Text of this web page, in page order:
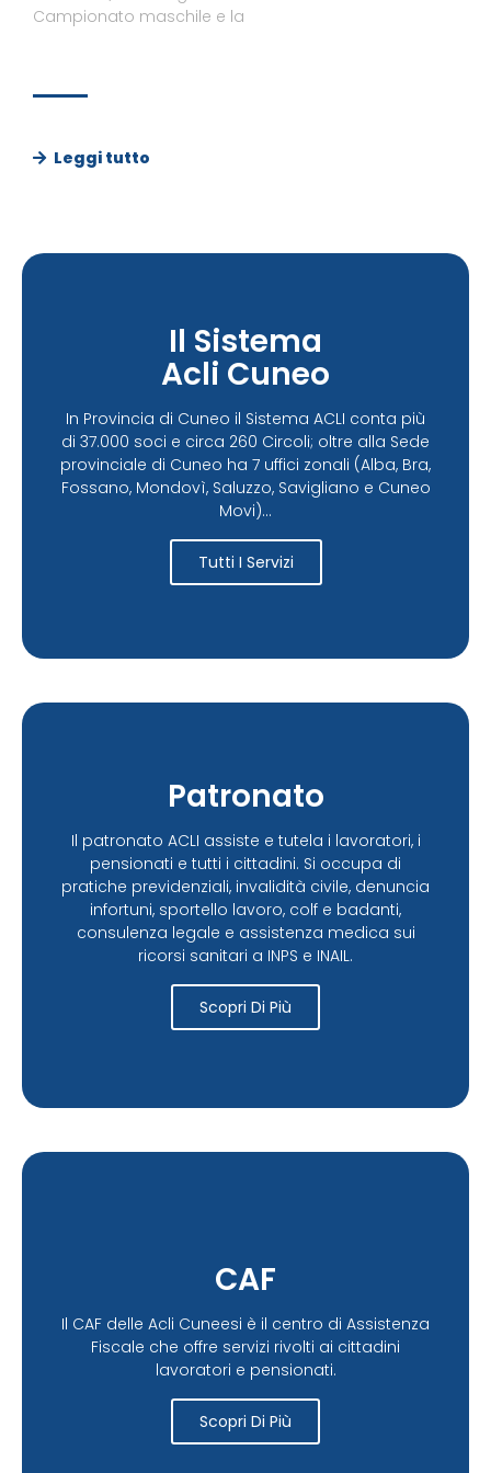
Campionato maschile e la
Leggi tutto
Il Sistema
Acli Cuneo
In Provincia di Cuneo il Sistema ACLI conta più
di 37.000 soci e circa 260 Circoli; oltre alla Sede
provinciale di Cuneo ha 7 uffici zonali (Alba, Bra,
Fossano, Mondovì, Saluzzo, Savigliano e Cuneo
Movi)...
Tutti I Servizi
Patronato
Il patronato ACLI assiste e tutela i lavoratori, i
pensionati e tutti i cittadini. Si occupa di
pratiche previdenziali, invalidità civile, denuncia
infortuni, sportello lavoro, colf e badanti,
consulenza legale e assistenza medica sui
ricorsi sanitari a INPS e INAIL.
Scopri Di Più
CAF
Il CAF delle Acli Cuneesi è il centro di Assistenza
Fiscale che offre servizi rivolti ai cittadini
lavoratori e pensionati.
Scopri Di Più